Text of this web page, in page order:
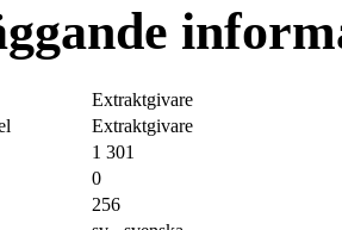
Extraktgivare
Extraktgivare
1 301
0
256